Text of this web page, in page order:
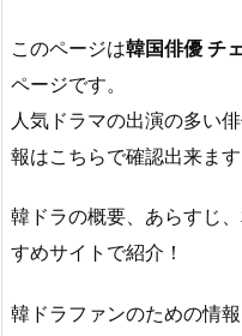
このページは韓国俳優 チ
ページです。
人気ドラマの出演の多い
報はこちらで確認出来ます
韓ドラの概要、あらすじ
すめサイトで紹介！
韓ドラファンのための情